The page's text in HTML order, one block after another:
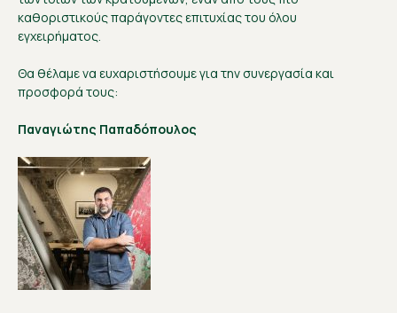
καθοριστικούς παράγοντες επιτυχίας του όλου
εγχειρήματος.
Θα θέλαμε να ευχαριστήσουμε για την συνεργασία και
προσφορά τους:
Παναγιώτης Παπαδόπουλος